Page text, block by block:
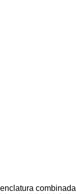
combinada